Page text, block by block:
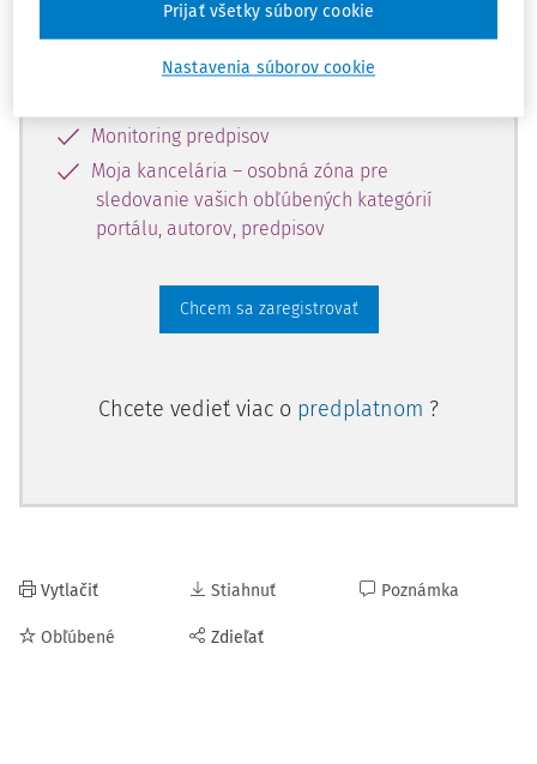
Vďaka registrácii získate prístup aj k
vybranému obsahu:
Monitoring predpisov
Moja kancelária – osobná zóna pre
sledovanie vašich obľúbených kategórií
portálu, autorov, predpisov
Chcem sa zaregistrovať
Chcete vedieť viac o predplatnom ?
Vytlačiť
Obľúbené
Stiahnuť
Zdieľať
Poznámka
Nastavenia súborov cookie
Prijať všetky súbory cookie